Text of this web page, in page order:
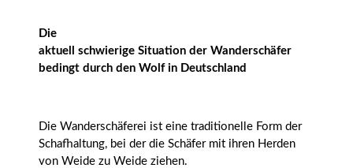
Die
aktuell schwierige Situation der Wanderschäfer
bedingt durch den Wolf in Deutschland
Die Wanderschäferei ist eine traditionelle Form der
Schafhaltung, bei der die Schäfer mit ihren Herden
von Weide zu Weide ziehen.